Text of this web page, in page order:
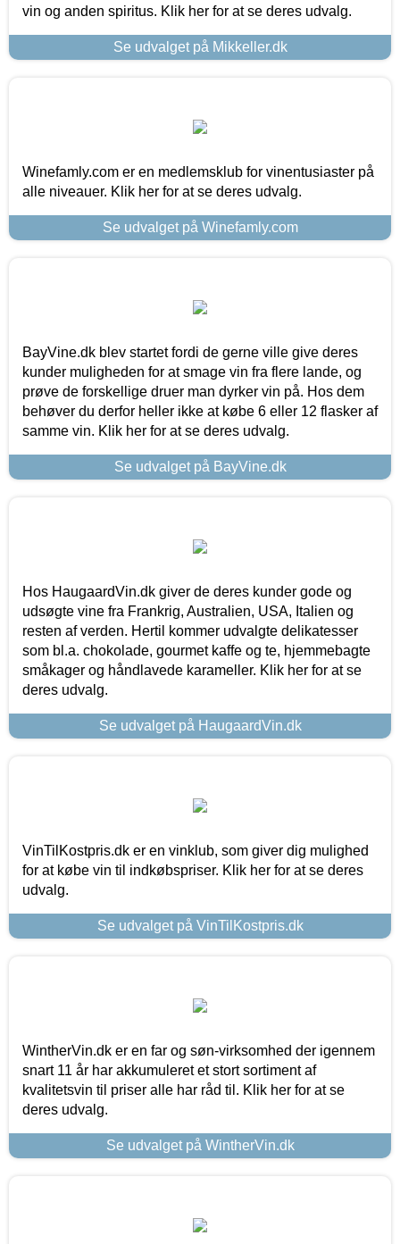
vin og anden spiritus. Klik her for at se deres udvalg.
Se udvalget på Mikkeller.dk
Winefamly.com er en medlemsklub for vinentusiaster på
alle niveauer. Klik her for at se deres udvalg.
Se udvalget på Winefamly.com
BayVine.dk blev startet fordi de gerne ville give deres
kunder muligheden for at smage vin fra flere lande, og
prøve de forskellige druer man dyrker vin på. Hos dem
behøver du derfor heller ikke at købe 6 eller 12 flasker af
samme vin. Klik her for at se deres udvalg.
Se udvalget på BayVine.dk
Hos HaugaardVin.dk giver de deres kunder gode og
udsøgte vine fra Frankrig, Australien, USA, Italien og
resten af verden. Hertil kommer udvalgte delikatesser
som bl.a. chokolade, gourmet kaffe og te, hjemmebagte
småkager og håndlavede karameller. Klik her for at se
deres udvalg.
Se udvalget på HaugaardVin.dk
VinTilKostpris.dk er en vinklub, som giver dig mulighed
for at købe vin til indkøbspriser. Klik her for at se deres
udvalg.
Se udvalget på VinTilKostpris.dk
WintherVin.dk er en far og søn-virksomhed der igennem
snart 11 år har akkumuleret et stort sortiment af
kvalitetsvin til priser alle har råd til. Klik her for at se
deres udvalg.
Se udvalget på WintherVin.dk